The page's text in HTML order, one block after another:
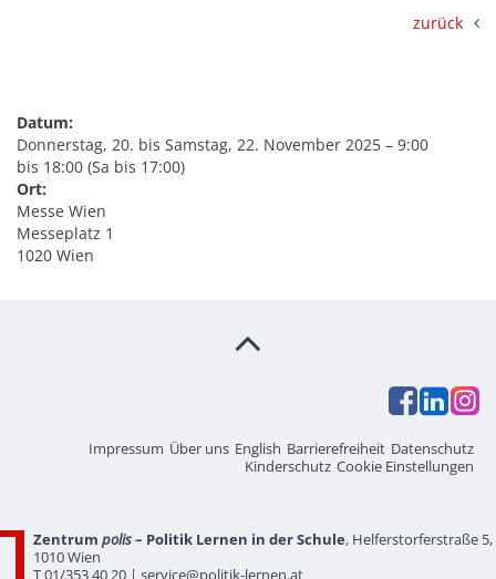
zurück
Datum:
Donnerstag, 20. bis Samstag, 22. November 2025 – 9:00
bis 18:00 (Sa bis 17:00)
Ort:
Messe Wien
Messeplatz 1
1020 Wien
Impressum Über uns English Barrierefreiheit Datenschutz
Kinderschutz Cookie Einstellungen
Zentrum polis– Politik Lernen in der Schule, Helferstorferstraße 5,
1010 Wien